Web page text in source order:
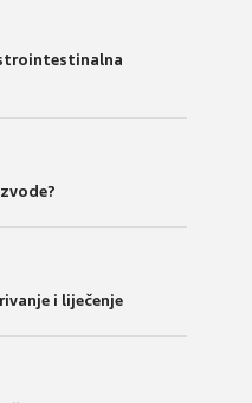
i liječenje